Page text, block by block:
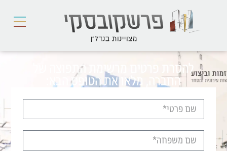
להסרת פרטים מרשימת התפוצה של
החברה, מלאו את הטופס הבא: